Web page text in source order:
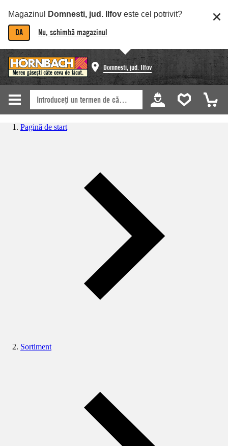
Magazinul Domnesti, jud. Ilfov este cel potrivit?
DA Nu, schimbă magazinul
Domnesti, jud. Ilfov
Pagină de start
Sortiment